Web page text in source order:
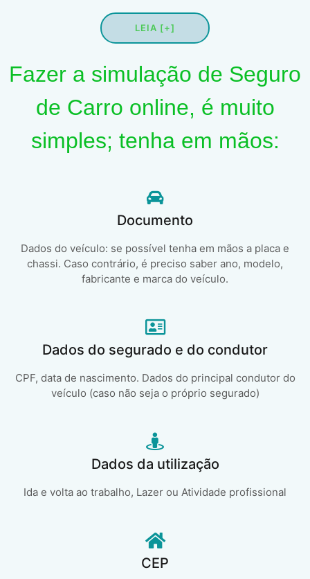
LEIA [+]
Fazer a simulação de Seguro
de Carro online, é muito
simples; tenha em mãos:
Documento
Dados do veículo: se possível tenha em mãos a placa e
chassi. Caso contrário, é preciso saber ano, modelo,
fabricante e marca do veículo.
Dados do segurado e do condutor
CPF, data de nascimento. Dados do principal condutor do
veículo (caso não seja o próprio segurado)
Dados da utilização
Ida e volta ao trabalho, Lazer ou Atividade profissional
CEP